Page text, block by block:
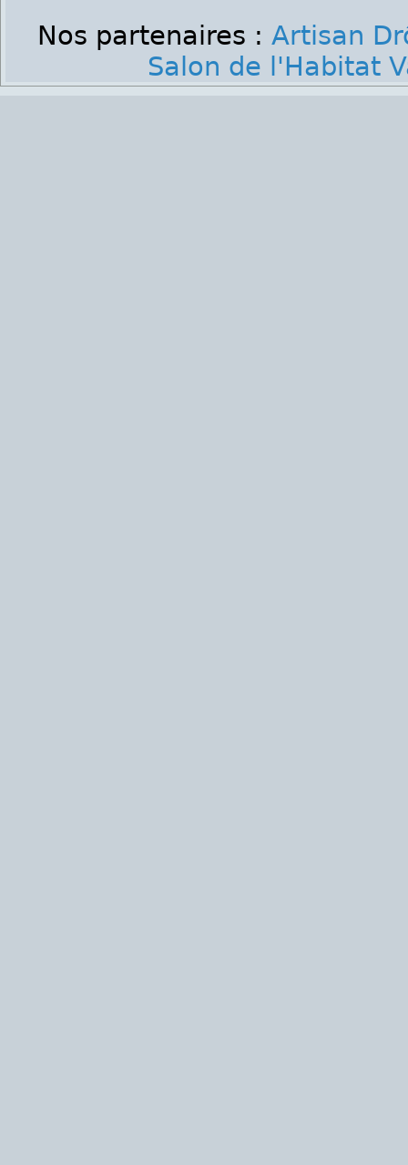
Nos partenaires : Artisan
Salon de l'Habitat